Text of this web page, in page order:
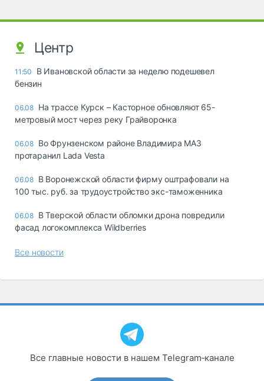
Центр
11:50
В Ивановской области за неделю подешевел
бензин
06.08 На трассе Курск – Касторное обновляют 65-
метровый мост через реку Грайворонка
06.08 Во Фрунзенском районе Владимира МАЗ
протаранил Lada Vesta
06.08 В Воронежской области фирму оштрафовали на
100 тыс. руб. за трудоустройство экс-таможенника
06.08 В Тверской области обломки дрона повредили
фасад логокомплекса Wildberries
Все новости
Все главные новости в нашем Telegram‑канале